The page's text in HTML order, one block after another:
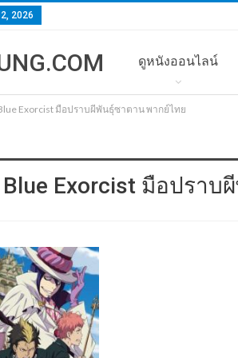
2026
ดูหนังออนไลน์
Exorcist มือปราบผีพันธุ์ซาตาน พากย์ไทย
Exorcist มือปราบ